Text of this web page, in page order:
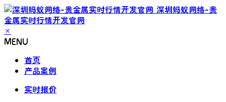
深圳蚂蚁网络-贵
金属实时行情开发官网
×
MENU
首页
产品案例
实时报价